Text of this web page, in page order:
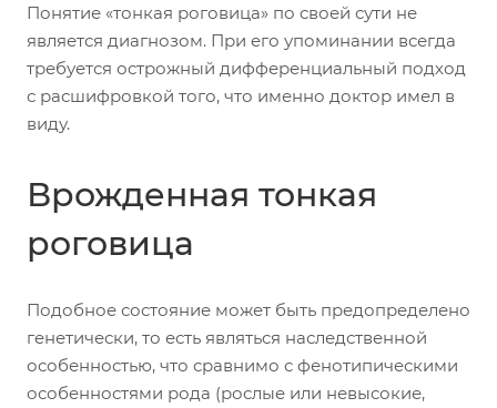
Понятие «тонкая роговица» по своей сути не
является диагнозом. При его упоминании всегда
требуется острожный дифференциальный подход
с расшифровкой того, что именно доктор имел в
виду.
Врожденная тонкая
роговица
Подобное состояние может быть предопределено
генетически, то есть являться наследственной
особенностью, что сравнимо с фенотипическими
особенностями рода (рослые или невысокие,